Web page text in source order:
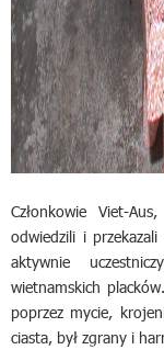
Członkowie Viet-
odwiedzili i przekazali
aktywnie
wietnamskich
poprzez mycie,
ciasta, był zgrany i